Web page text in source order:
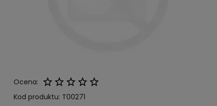
Ocena:
Kod produktu: T00271